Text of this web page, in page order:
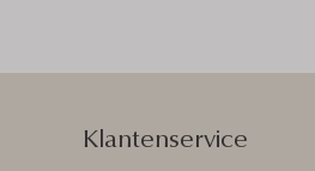
Klantenservice